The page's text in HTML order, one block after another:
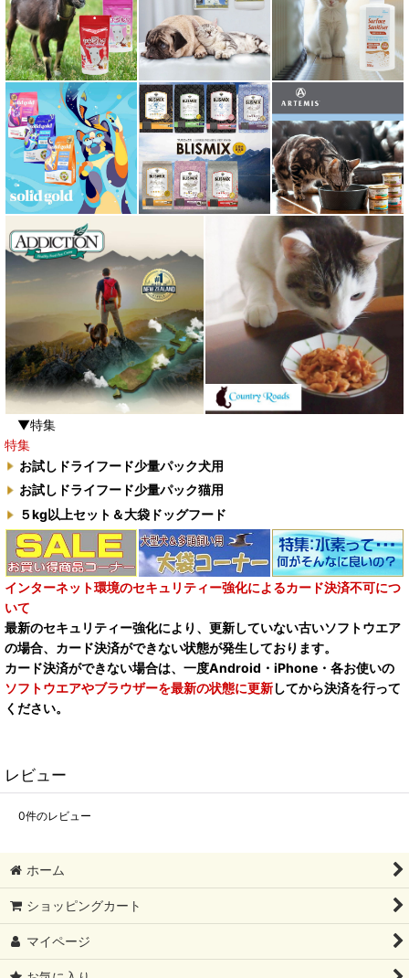
▼特集
特集
お試しドライフード少量パック犬用
お試しドライフード少量パック猫用
５kg以上セット＆大袋ドッグフード
インターネット環境のセキュリティー強化によるカード決済不可につ
いて
最新のセキュリティー強化により、更新していない古いソフトウエア
の場合、カード決済ができない状態が発生しております。
カード決済ができない場合は、一度Android・iPhone・各お使いの
ソフトウエアやブラウザーを最新の状態に更新してから決済を行って
ください。
レビュー
0件のレビュー
ホーム
ショッピングカート
マイページ